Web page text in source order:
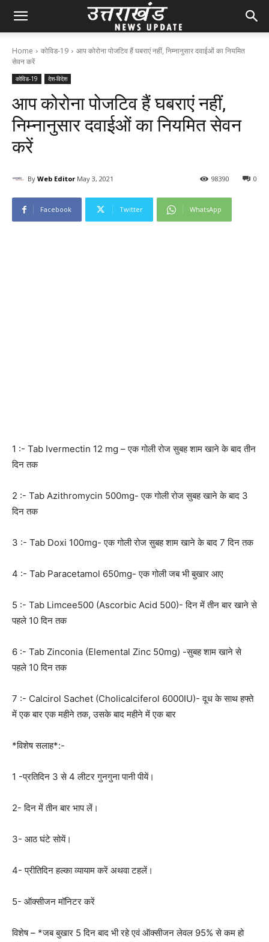
Home कोविड-19
आप कोरोना पोजटिव हैं घबराएं नहीं, निम्नानुसार दवाईओं का नियमित
सेवन करें
कोविड-19 देश-विदेश
आप कोरोना पोजटिव हैं घबराएं नहीं,
निम्नानुसार दवाईओं का नियमित सेवन
करें
By Web Editor May 3, 2021 0
98390
Facebook Twitter WhatsApp
1 :- Tab Ivermectin 12 mg – एक गोली रोज सुबह शाम खाने के बाद तीन
दिन तक
2 :- Tab Azithromycin 500mg- एक गोली रोज सुबह खाने के बाद 3
दिन तक
3 :- Tab Doxi 100mg- एक गोली रोज सुबह शाम खाने के बाद 7 दिन तक
4 :- Tab Paracetamol 650mg- एक गोली जब भी बुखार आए
5 :- Tab Limcee500 (Ascorbic Acid 500)- दिन में तीन बार खाने से
पहले 10 दिन तक
6 :- Tab Zinconia (Elemental Zinc 50mg) -सुबह शाम खाने से
पहले 10 दिन तक
7 :- Calcirol Sachet (Cholicalciferol 6000IU)- दूध के साथ हफ्ते
में एक बार एक महीने तक, उसके बाद महीने में एक बार
*विशेष सलाह*:-
1 -प्रतिदिन 3 से 4 लीटर गुनगुना पानी पीयें।
2- दिन में तीन बार भाप लें।
3- आठ घंटे सोयें।
4- प्रीतिदिन हल्का व्यायाम करें अथवा टहलें।
5- ऑक्सीजन मॉनिटर करें
विशेष – *जब बुखार 5 दिन बाद भी रहे एवं ऑक्सीजन लेवल 95% से कम हो